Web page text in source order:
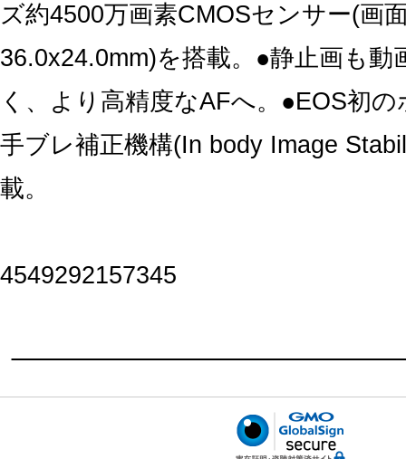
ズ約4500万画素CMOSセンサー(画
36.0x24.0mm)を搭載。●静止画も動
く、より高精度なAFへ。●EOS初
手ブレ補正機構(In body Image
載。
4549292157345